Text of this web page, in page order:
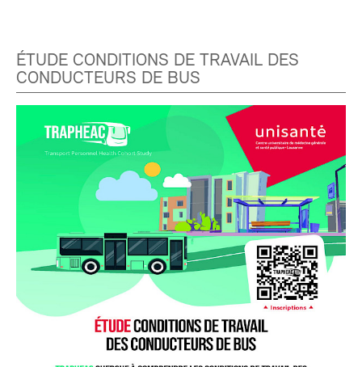
ÉTUDE CONDITIONS DE TRAVAIL DES
CONDUCTEURS DE BUS